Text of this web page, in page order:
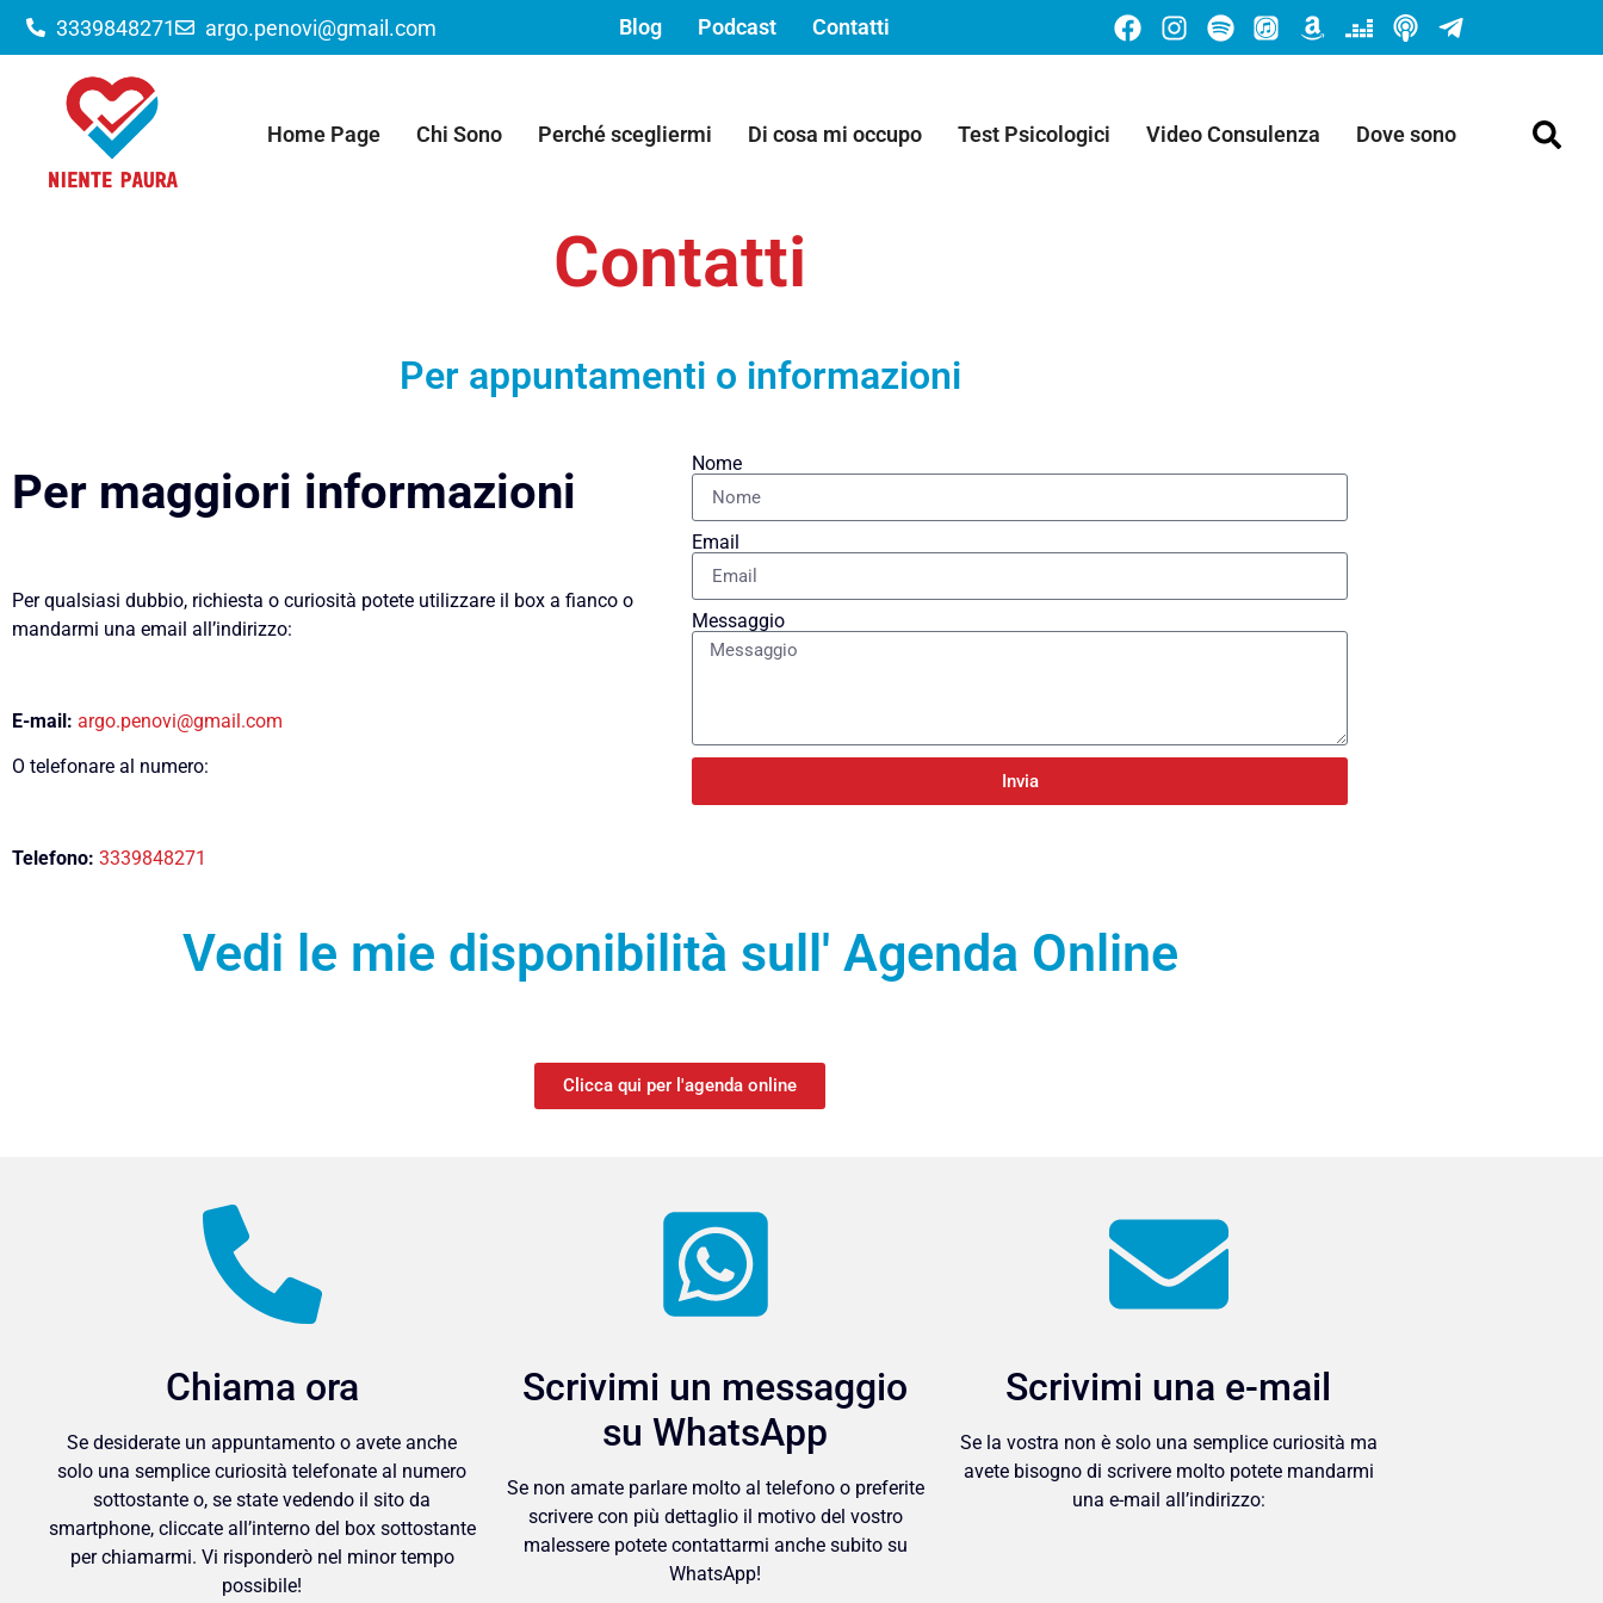
3339848271 argo.penovi@gmail.com Blog Podcast Contatti
Home Page Chi Sono Perché scegliermi Di cosa mi occupo Test Psicologici Video Consulenza Dove sono
Contatti
Per appuntamenti o informazioni
Per maggiori informazioni
Per qualsiasi dubbio, richiesta o curiosità potete utilizzare il box a fianco o
mandarmi una email all’indirizzo:
E-mail: argo.penovi@gmail.com
O telefonare al numero:
Telefono: 3339848271
Nome
Email
Messaggio
Invia
Vedi le mie disponibilità sull' Agenda Online
Clicca qui per l'agenda online
Chiama ora
Se desiderate un appuntamento o avete anche
solo una semplice curiosità telefonate al numero
sottostante o, se state vedendo il sito da
smartphone, cliccate all’interno del box sottostante
per chiamarmi. Vi risponderò nel minor tempo
possibile!
Scrivimi un messaggio
su WhatsApp
Se non amate parlare molto al telefono o preferite
scrivere con più dettaglio il motivo del vostro
malessere potete contattarmi anche subito su
WhatsApp!
Scrivimi una e-mail
Se la vostra non è solo una semplice curiosità ma
avete bisogno di scrivere molto potete mandarmi
una e-mail all’indirizzo: